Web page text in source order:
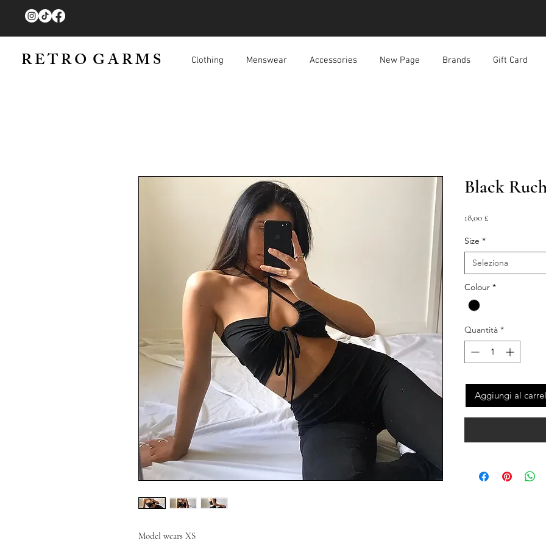
R E T R O G A R M S Clothing Menswear Accessories New Page Brands Gift Card
Model wears XS
Black
18,00 £Prezzo
Size *
Seleziona
Colour *
Quantità *
Aggiungi al